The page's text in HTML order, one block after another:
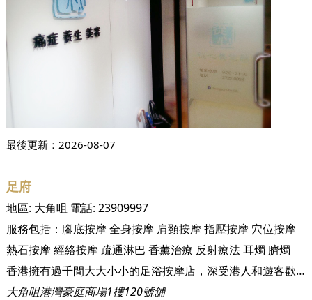
最後更新： 2026-08-07
足府
地區: 大角咀 電話: 23909997
服務包括： 腳底按摩全身按摩 肩頸按摩指壓按摩 穴位按摩
熱石按摩經絡按摩疏通淋巴 香薰治療 反射療法耳燭 臍燭
香港擁有過千間大大小小的足浴按摩店，深受港人和遊客歡迎，可以說總有一間在你附近，但要在大角咀尋找一間優質的按摩店卻非常困難。今日 SeeWide 就為你推介一間六星級的足浴按摩專門店 － 「足府」！「足府」裝潢古色古香，價錢公道，技師專業，是大角咀區按摩的必然之選！ 「足府」位於大角咀港灣豪庭商場，地點便利。環境寧靜舒適，裝潢優雅，加上店內柔和的燈光，配合淡淡的香薰香氣，步進「足府」時，即令你忘記平日繁瑣的工作，享受「足府」為你提供的優質按摩服務。此外，每個座位更設有獨立的電視機，讓客人可以邊享受按摩，邊觀賞電視節目。
大角咀港灣豪庭商場1樓120號舖